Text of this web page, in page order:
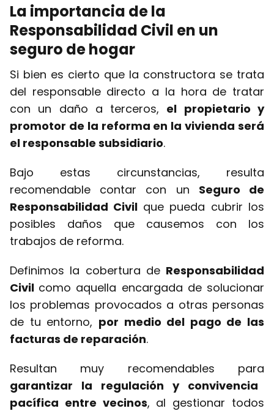
La importancia de la
Responsabilidad Civil en un
seguro de hogar
Si bien es cierto que la constructora se trata
del responsable directo a la hora de tratar
con un daño a terceros, el propietario y
promotor de la reforma en la vivienda será
el responsable subsidiario.
Bajo estas circunstancias, resulta
recomendable contar con un Seguro de
Responsabilidad Civil que pueda cubrir los
posibles daños que causemos con los
trabajos de reforma.
Definimos la cobertura de Responsabilidad
Civil como aquella encargada de solucionar
los problemas provocados a otras personas
de tu entorno, por medio del pago de las
facturas de reparación.
Resultan muy recomendables para
garantizar la regulación y convivencia
pacífica entre vecinos, al gestionar todos